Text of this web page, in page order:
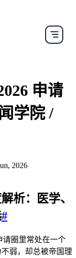
申请
学院 /
2026
析：医学、
#
请圈里常处在一个
弱，却总被帝国理